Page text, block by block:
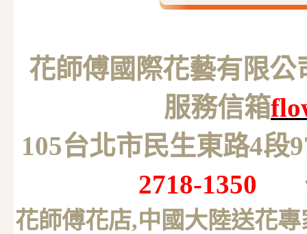
花師傅國際花藝有限
服務信箱
105台北市民生東路4
2718-1350
花師傅花店,中國大陸送花